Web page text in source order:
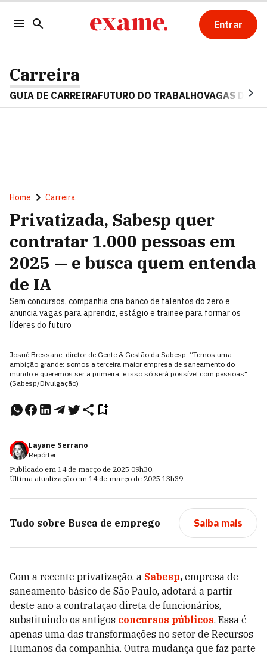
Entrar
Carreira
GUIA DE CARREIRAFUTURO DO TRABALHOVAGAS DE
Home Carreira
Privatizada, Sabesp quer
contratar 1.000 pessoas em
2025 — e busca quem entenda
de IA
Sem concursos, companhia cria banco de talentos do zero e
anuncia vagas para aprendiz, estágio e trainee para formar os
líderes do futuro
Josué Bressane, diretor de Gente & Gestão da Sabesp: “Temos uma
ambição grande: somos a terceira maior empresa de saneamento do
mundo e queremos ser a primeira, e isso só será possível com pessoas"
(Sabesp/Divulgação)
Layane Serrano
Repórter
Publicado em 14 de março de 2025 09h30.
Última atualização em 14 de março de 2025 13h39.
Tudo sobre Busca de emprego Saiba mais
Com a recente privatização, a Sabesp, empresa de
saneamento básico de São Paulo, adotará a partir
deste ano a contratação direta de funcionários,
substituindo os antigos concursos públicos. Essa é
apenas uma das transformações no setor de Recursos
Humanos da companhia. Outra mudança que faz parte